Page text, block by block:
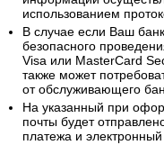
использованием
В случае если Ваш
безопасного
Visa или MasterCard
также может
от обслуживающего
На указанный при
почты будет
платежа и